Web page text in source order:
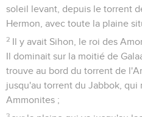
soleil levant, depuis le torrent
Hermon, avec toute la plaine
2 Il y avait Sihon, le roi des
Il dominait sur la moitié de
trouve au bord du torrent de
jusqu'au torrent du Jabbok,
Ammonites ;
3